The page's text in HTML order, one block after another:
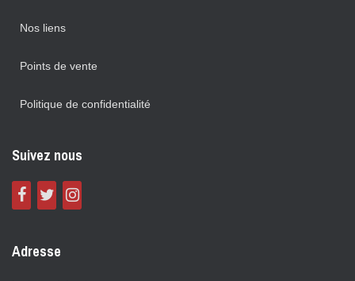
Nos liens
Points de vente
Politique de confidentialité
Suivez nous
Adresse